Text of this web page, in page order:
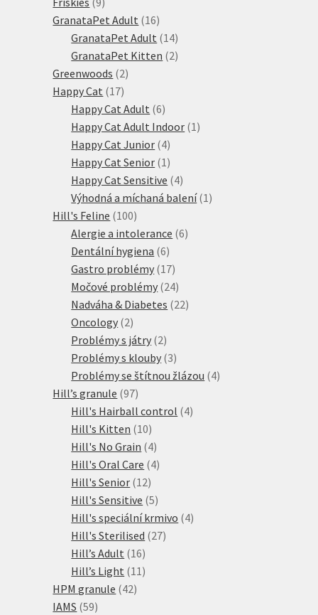
produktů
GranataPet Adult 1616
produktů
GranataPet Adult 1414
produktů
GranataPet Kitten 22
Greenwoods 22
Happy Cat 1717
produktů
Happy Cat Adult 66
produktů
Happy Cat Adult Indoor 1 1
Happy Cat Junior 44
produkty
Happy Cat Senior 1 1
produkt
Happy Cat Sensitive 44
produkty
Výhodná a míchaná balení 1 1
Hill's Feline 100100
produktů
Alergie a intolerance 66
Dentální hygiena 66
produktů
Gastro problémy 1717
produktů
Močové problémy 2424
produktů
Nadváha & Diabetes 2222
Oncology 22
produkty
Problémy s játry 22
produkty
Problémy s klouby 33
produkty
Problémy se štítnou žlázou 44
Hill’s granule 9797
produktů
Hill's Hairball control 44
Hill's Kitten 1010
produktů
Hill's No Grain 44
produkty
Hill's Oral Care 44
Hill's Senior 1212
produktů
Hill's Sensitive 55
produktů
Hill's speciální krmivo 44
Hill's Sterilised 2727
Hill’s Adult 1616
produktů
Hill’s Light 11 11
HPM granule 4242
IAMS 5959